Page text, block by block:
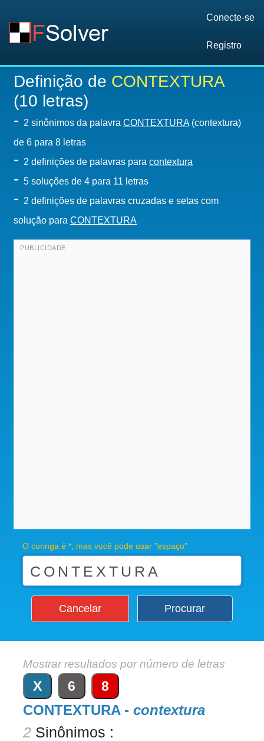
Conecte-se
Registro
Definição de CONTEXTURA
(10 letras)
- 2 sinônimos da palavra CONTEXTURA(contextura)
de 6 para 8 letras
- 2 definições de palavras para contextura
- 5 soluções de 4 para 11 letras
- 2 definições de palavras cruzadas e setas com
solução para CONTEXTURA
O curinga é *, mas você pode usar "espaço"
Cancelar Procurar
Mostrar resultados por número de letras
X 6 8
CONTEXTURA - contextura
2 Sinônimos :